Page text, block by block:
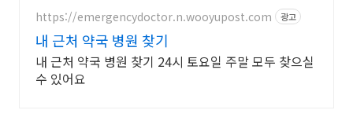
https://emergencydoctor.n.wooyupost.com 광고
내 근처 약국 병원 찾기
내 근처 약국 병원 찾기 24시 토요일 주말 모두 찾으실
수 있어요